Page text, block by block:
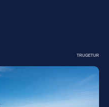
TRUGETUR